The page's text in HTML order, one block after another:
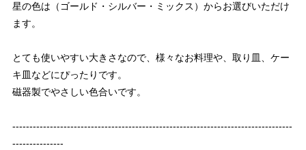
星の色は（ゴールド・シルバー・ミックス）からお選びいただけ
ます。
とても使いやすい大きさなので、様々なお料理や、取り皿、ケー
キ皿などにぴったりです。
磁器製でやさしい色合いです。
----------------------------------------------------------------------------------
---------------